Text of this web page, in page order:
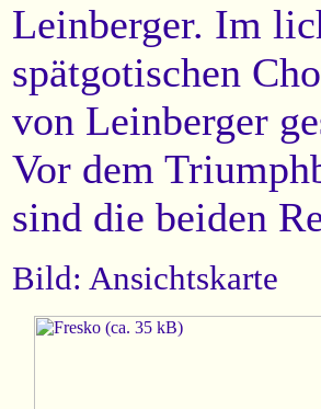
Leinberger. Im
spätgotischen
von Leinberger
Vor dem
sind die beiden
Bild: Ansichtskarte